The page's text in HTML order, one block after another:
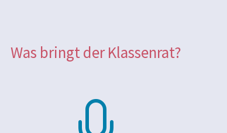
Was bringt der Klassenrat?